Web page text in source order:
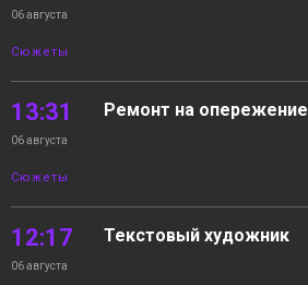
06 августа
Сюжеты
13:31
06 августа
Сюжеты
Ремонт на опережение
12:17
06 августа
Текстовый художник